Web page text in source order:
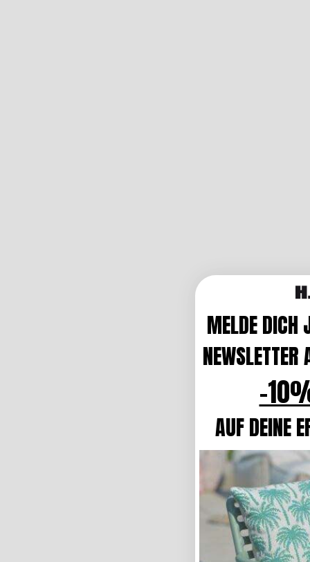
MELDE DICH
NEWSLETTER
-
AUF DEINE